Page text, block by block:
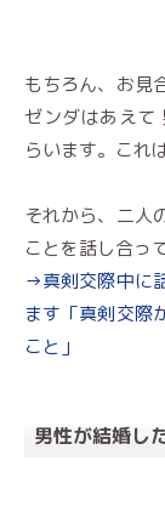
もちろん、お見
ゼンダはあえて
らいます。これ
それから、二人
ことを話し合っ
→真剣交際中に
ます「真剣交際
こと」
男性が結婚し